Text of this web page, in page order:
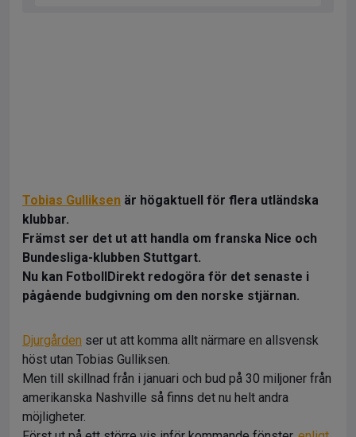
Tobias Gulliksen är högaktuell för flera utländska
klubbar.
Främst ser det ut att handla om franska Nice och
Bundesliga-klubben Stuttgart.
Nu kan FotbollDirekt redogöra för det senaste i
pågående budgivning om den norske stjärnan.
Djurgården ser ut att komma allt närmare en allsvensk
höst utan Tobias Gulliksen.
Men till skillnad från i januari och bud på 30 miljoner från
amerikanska Nashville så finns det nu helt andra
möjligheter.